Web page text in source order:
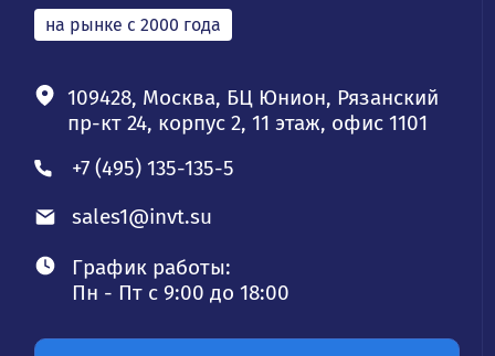
на рынке с 2000 года
109428, Москва, БЦ Юнион, Рязанский
пр-кт 24, корпус 2, 11 этаж, офис 1101
+7 (495) 135-135-5
sales1@invt.su
График работы:
Пн - Пт с 9:00 до 18:00